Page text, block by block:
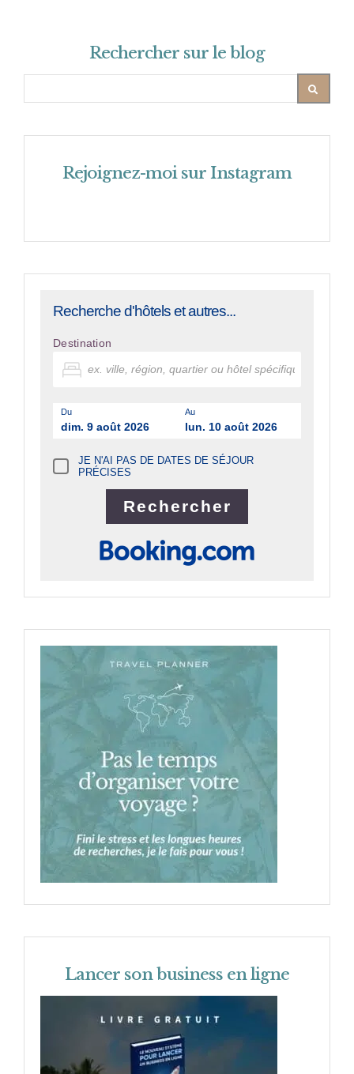
Rechercher sur le blog
Rejoignez-moi sur Instagram
Recherche d'hôtels et autres...
Destination
Du
dim. 9 août 2026
Au
lun. 10 août 2026
JE N'AI PAS DE DATES DE SÉJOUR
PRÉCISES
Lancer son business en ligne